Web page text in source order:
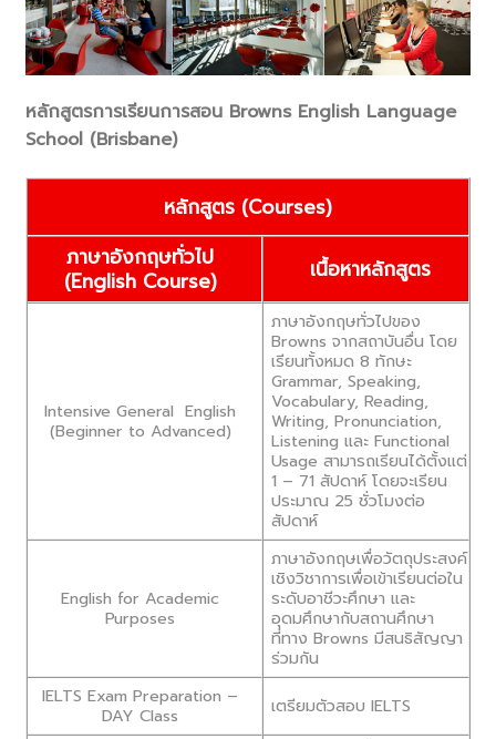
หลักสูตรการเรียนการสอน Browns English Language
School (Brisbane)
หลักสูตร (Courses)
ภาษาอังกฤษทั่วไป
(English Course)
เนื้อหาหลักสูตร
Intensive General English
(Beginner to Advanced)
ภาษาอังกฤษทั่วไปของ
Browns จากสถาบันอื่น โดย
เรียนทั้งหมด 8 ทักษะ
Grammar, Speaking,
Vocabulary, Reading,
Writing, Pronunciation,
Listening และ Functional
Usage สามารถเรียนได้ตั้งแต่
1 – 71 สัปดาห์ โดยจะเรียน
ประมาณ 25 ชั่วโมงต่อ
สัปดาห์
English for Academic
Purposes
ภาษาอังกฤษเพื่อวัตถุประสงค์
เชิงวิชาการเพื่อเข้าเรียนต่อใน
ระดับอาชีวะศึกษา และ
อุดมศึกษากับสถานศึกษา
ที่ทาง Browns มีสนธิสัญญา
ร่วมกัน
IELTS Exam Preparation –
DAY Class
เตรียมตัวสอบ IELTS